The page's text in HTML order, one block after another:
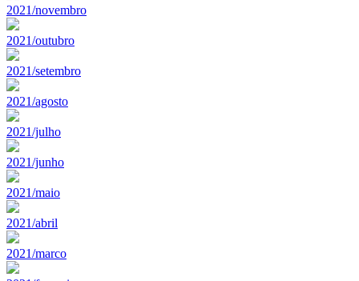
2021/novembro
2021/outubro
2021/setembro
2021/agosto
2021/julho
2021/junho
2021/maio
2021/abril
2021/marco